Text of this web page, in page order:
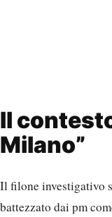
Il
Milano”
Il filone investigativo
battezzato dai pm